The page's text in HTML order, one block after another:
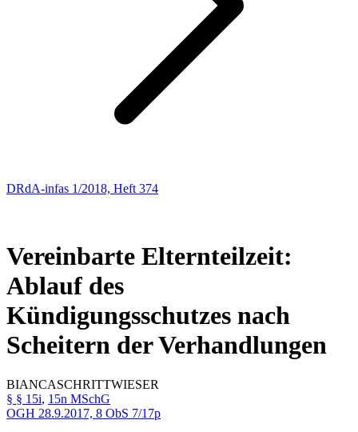
DRdA-infas 1/2018, Heft 374
Vereinbarte Elternteilzeit:
Ablauf des
Kündigungsschutzes nach
Scheitern der Verhandlungen
BIANCASCHRITTWIESER
§ § 15i, 15n MSchG
OGH 28.9.2017, 8 ObS 7/17p